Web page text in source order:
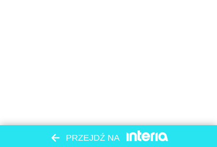
PRZEJDŹ NA